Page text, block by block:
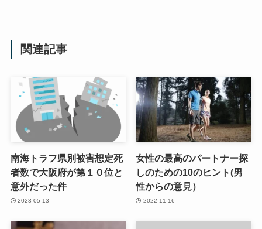
関連記事
南海トラフ県別被害想定死
者数で大阪府が第１０位と
意外だった件
2023-05-13
女性の最高のパートナー探
しのための10のヒント(男
性からの意見）
2022-11-16